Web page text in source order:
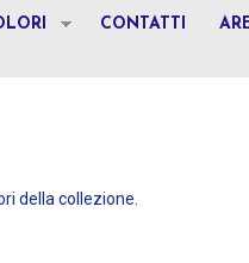
CONTATTI
della collezione.